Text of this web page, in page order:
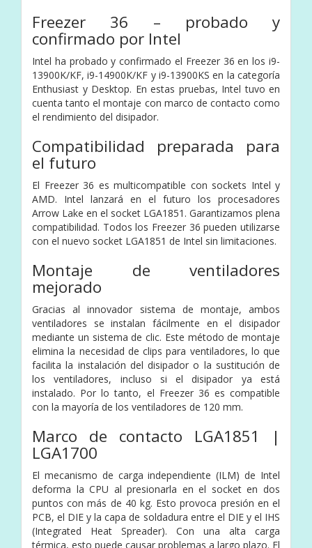
Freezer 36 – probado y
confirmado por Intel
Intel ha probado y confirmado el Freezer 36 en los i9-
13900K/KF, i9-14900K/KF y i9-13900KS en la categoría
Enthusiast y Desktop. En estas pruebas, Intel tuvo en
cuenta tanto el montaje con marco de contacto como
el rendimiento del disipador.
Compatibilidad preparada para
el futuro
El Freezer 36 es multicompatible con sockets Intel y
AMD. Intel lanzará en el futuro los procesadores
Arrow Lake en el socket LGA1851. Garantizamos plena
compatibilidad. Todos los Freezer 36 pueden utilizarse
con el nuevo socket LGA1851 de Intel sin limitaciones.
Montaje de ventiladores
mejorado
Gracias al innovador sistema de montaje, ambos
ventiladores se instalan fácilmente en el disipador
mediante un sistema de clic. Este método de montaje
elimina la necesidad de clips para ventiladores, lo que
facilita la instalación del disipador o la sustitución de
los ventiladores, incluso si el disipador ya está
instalado. Por lo tanto, el Freezer 36 es compatible
con la mayoría de los ventiladores de 120 mm.
Marco de contacto LGA1851 |
LGA1700
El mecanismo de carga independiente (ILM) de Intel
deforma la CPU al presionarla en el socket en dos
puntos con más de 40 kg. Esto provoca presión en el
PCB, el DIE y la capa de soldadura entre el DIE y el IHS
(Integrated Heat Spreader). Con una alta carga
térmica, esto puede causar problemas a largo plazo. El